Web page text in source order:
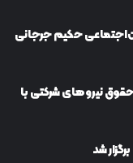
حکیم جرجانی
نیروهای شرکتی با
شد